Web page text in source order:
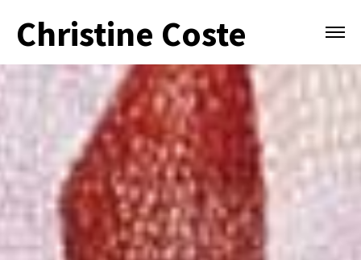
Christine Coste